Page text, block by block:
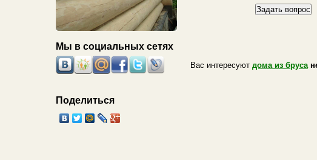
Мы в социальных сетях
Поделиться
Вас интересуют дома из бруса